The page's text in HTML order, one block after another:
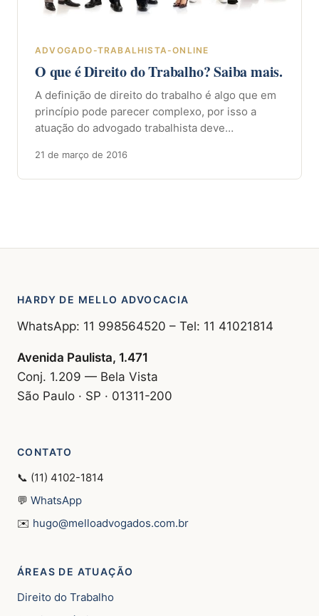
ADVOGADO-TRABALHISTA-ONLINE
O que é Direito do Trabalho? Saiba mais.
A definição de direito do trabalho é algo que em
princípio pode parecer complexo, por isso a
atuação do advogado trabalhista deve…
21 de março de 2016
HARDY DE MELLO ADVOCACIA
WhatsApp: 11 998564520 – Tel: 11 41021814
Avenida Paulista, 1.471
Conj. 1.209 — Bela Vista
São Paulo · SP · 01311-200
CONTATO
📞 (11) 4102-1814
💬 WhatsApp
✉️ hugo@melloadvogados.com.br
ÁREAS DE ATUAÇÃO
Direito do Trabalho